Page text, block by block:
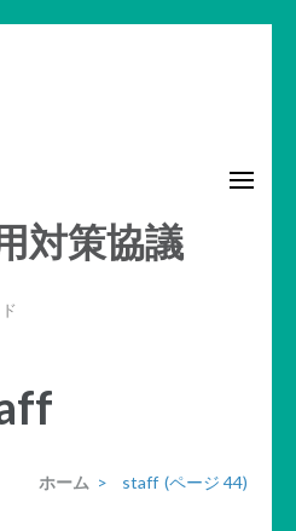
対策協議
ホーム > staff (ページ 44)